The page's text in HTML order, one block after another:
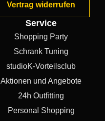
Vertrag widerrufen
Service
Shopping Party
Schrank Tuning
studioK-Vorteilsclub
Aktionen und Angebote
24h Outfitting
Personal Shopping